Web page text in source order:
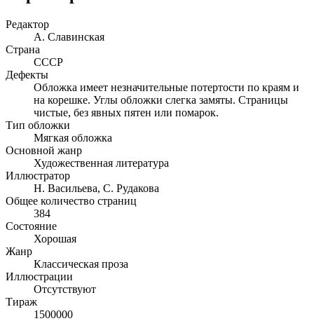
Редактор
А. Славинская
Страна
СССР
Дефекты
Обложка имеет незначительные потертости по краям и
на корешке. Углы обложки слегка замяты. Страницы
чистые, без явных пятен или помарок.
Тип обложки
Мягкая обложка
Основной жанр
Художественная литература
Иллюстратор
Н. Васильева, С. Рудакова
Общее количество страниц
384
Состояние
Хорошая
Жанр
Классическая проза
Иллюстрации
Отсутствуют
Тираж
1500000